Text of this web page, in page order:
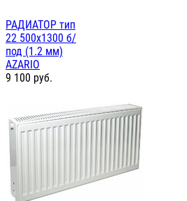
РАДИАТОР тип
22 500х1300 б/
под (1.2 мм)
AZARIO
9 100 руб.